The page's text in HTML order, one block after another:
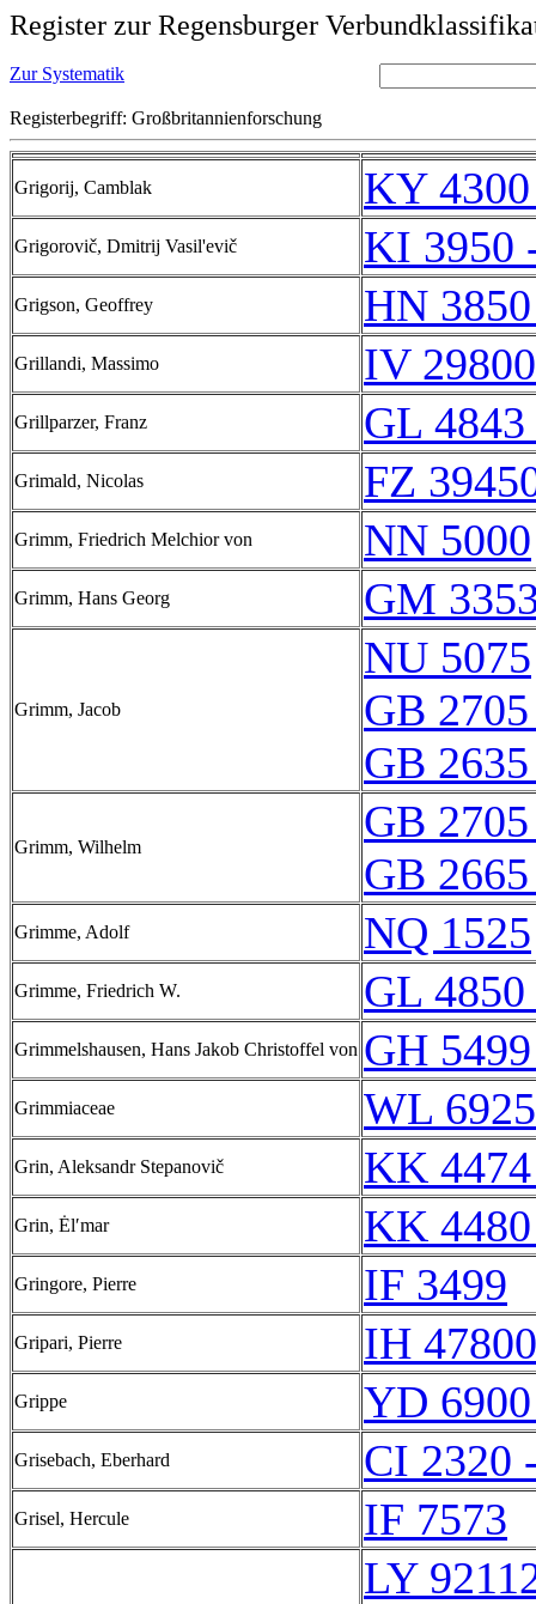
Register zur Regensburger
Zur Systematik
Registerbegriff: Großbritannienforschung
Grigorij, Camblak KY
Grigorovič, Dmitrij Vasil'evič KI 3950
Grigson, Geoffrey HN
Grillandi, Massimo IV
Grillparzer, Franz GL
Grimald, Nicolas FZ
Grimm, Friedrich Melchior von NN 5000
Grimm, Hans Georg GM
Grimm, Jacob
NU 5075
GB
GB
Grimm, Wilhelm
GB
GB
Grimme, Adolf NQ 1525
Grimme, Friedrich W. GL
Grimmelshausen, Hans Jakob Christoffel von GH
Grimmiaceae WL 6925
Grin, Aleksandr Stepanovič KK
Grin, Ėlʹmar KK
Gringore, Pierre IF 3499
Gripari, Pierre IH
Grippe YD
Grisebach, Eberhard CI 2320
Grisel, Hercule IF 7573
LY